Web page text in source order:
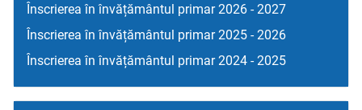
Înscrierea în învățământul primar 2026 - 2027
Înscrierea în învățământul primar 2025 - 2026
Înscrierea în învățământul primar 2024 - 2025